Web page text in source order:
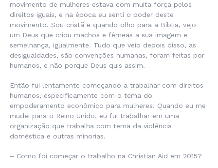
movimento de mulheres estava com muita força pelos
direitos iguais, e na época eu senti o poder deste
movimento. Sou cristã e quando olho para a Bíblia, vejo
um Deus que criou machos e fêmeas a sua imagem e
semelhança, igualmente. Tudo que veio depois disso, as
desigualdades, são convenções humanas, foram feitas por
humanos, e não porque Deus quis assim.
Então fui lentamente começando a trabalhar com direitos
humanos, especificamente com o tema do
empoderamento econômico para mulheres. Quando eu me
mudei para o Reino Unido, eu fui trabalhar em uma
organização que trabalha com tema da violência
doméstica e outras minorias.
– Como foi começar o trabalho na Christian Aid em 2015?